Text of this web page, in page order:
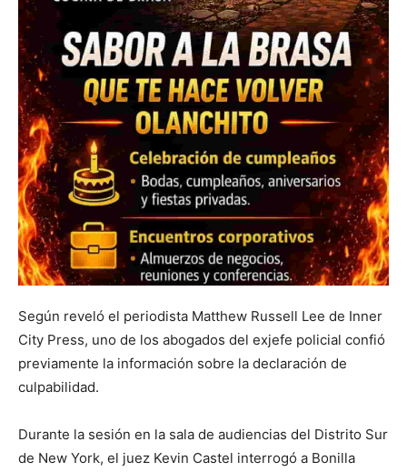
Según reveló el periodista Matthew Russell Lee de Inner
City Press, uno de los abogados del exjefe policial confió
previamente la información sobre la declaración de
culpabilidad.
Durante la sesión en la sala de audiencias del Distrito Sur
de New York, el juez Kevin Castel interrogó a Bonilla